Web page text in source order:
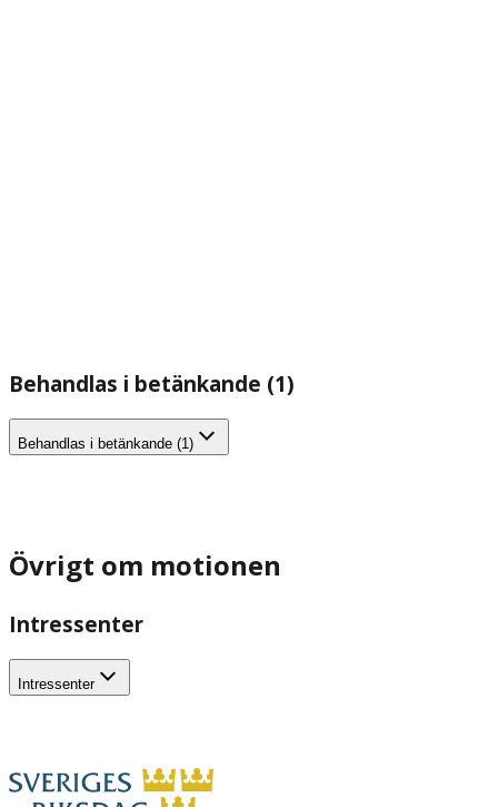
Behandlas i betänkande (1)
Behandlas i betänkande (1)
Övrigt om motionen
Intressenter
Intressenter